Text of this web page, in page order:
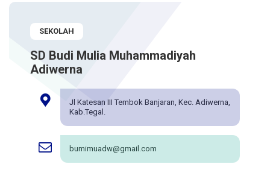
SEKOLAH
SD Budi Mulia Muhammadiyah
Adiwerna
Jl Katesan III Tembok Banjaran, Kec. Adiwerna,
Kab.Tegal.
bumimuadw@gmail.com